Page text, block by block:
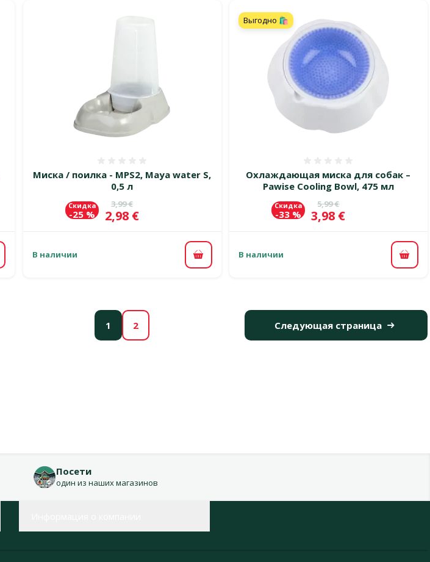
Миска / поилка - MPS2, Maya water S,
0,5 л
Исходная цена
3,99 €
Цена
2,98 €
Скидка
-25 %
В наличии В корзину
Охлаждающая миска для собак –
Pawise Cooling Bowl, 475 мл
Исходная цена
5,99 €
Цена
3,98 €
Скидка
-33 %
Выгодно 🛍️
В наличии В
1 2 Следующая страница
Посети
один из наших магазинов